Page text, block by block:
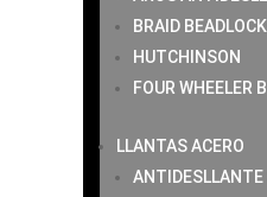
BRAID BEADLOCK
HUTCHINSON
FOUR WHEELER
LLANTAS ACERO
ANTIDESLLANTE